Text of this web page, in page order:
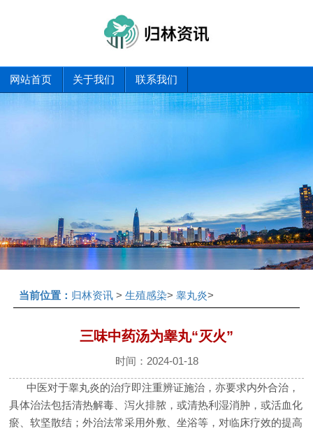
网站首页 关于我们 联系我们
当前位置： 归林资讯> 生殖感染> 睾丸炎>
三味中药汤为睾丸“灭火”
时间：2024-01-18
中医对于睾丸炎的治疗即注重辨证施治，亦要求内外合治，
具体治法包括清热解毒、泻火排脓，或清热利湿消肿，或活血化
瘀、软坚散结；外治法常采用外敷、坐浴等，对临床疗效的提高